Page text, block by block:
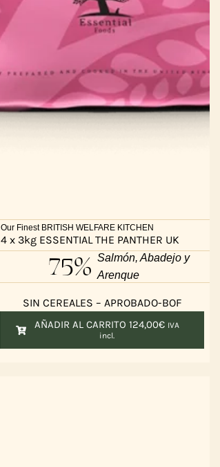
Our Finest BRITISH WELFARE KITCHEN
4 x 3kg ESSENTIAL THE PANTHER UK
75% Salmón, Abadejo y
Arenque
SIN CEREALES – APROBADO-BOF
AÑADIR AL CARRITO124,00€ IVA
incl.